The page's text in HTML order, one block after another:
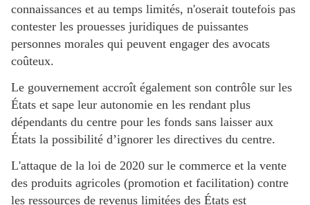
connaissances et au temps limités, n'oserait toutefois pas
contester les prouesses juridiques de puissantes
personnes morales qui peuvent engager des avocats
coûteux.
Le gouvernement accroît également son contrôle sur les
États et sape leur autonomie en les rendant plus
dépendants du centre pour les fonds sans laisser aux
États la possibilité d’ignorer les directives du centre.
L'attaque de la loi de 2020 sur le commerce et la vente
des produits agricoles (promotion et facilitation) contre
les ressources de revenus limitées des États est